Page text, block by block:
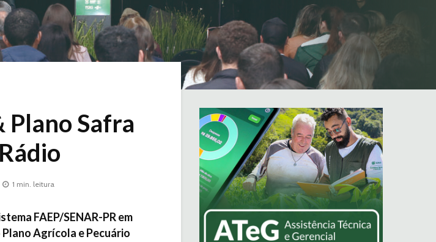
Plano Safra
1 min. leitura
FAEP/SENAR-PR em
Agrícola e Pecuário